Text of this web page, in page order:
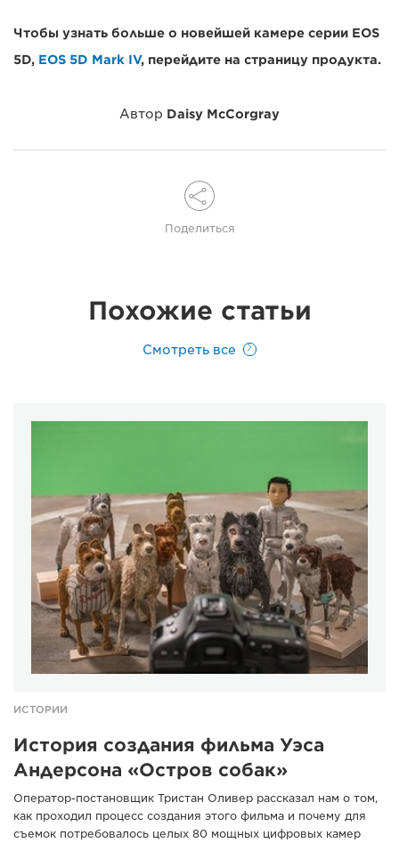
Чтобы узнать больше о новейшей камере серии EOS
5D, EOS 5D Mark IV, перейдите на страницу продукта.
Автор Daisy McCorgray
Поделиться
Похожие статьи
Смотреть все
ИСТОРИИ
История создания фильма Уэса
Андерсона «Остров собак»
Оператор-постановщик Тристан Оливер рассказал нам о том,
как проходил процесс создания этого фильма и почему для
съемок потребовалось целых 80 мощных цифровых камер